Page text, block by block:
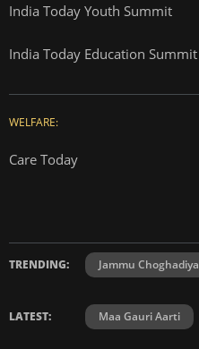
India Today Youth Summit
India Today Education Summit
WELFARE:
Care Today
TRENDING: Jammu Choghadiya
LATEST: Maa Gauri Aarti